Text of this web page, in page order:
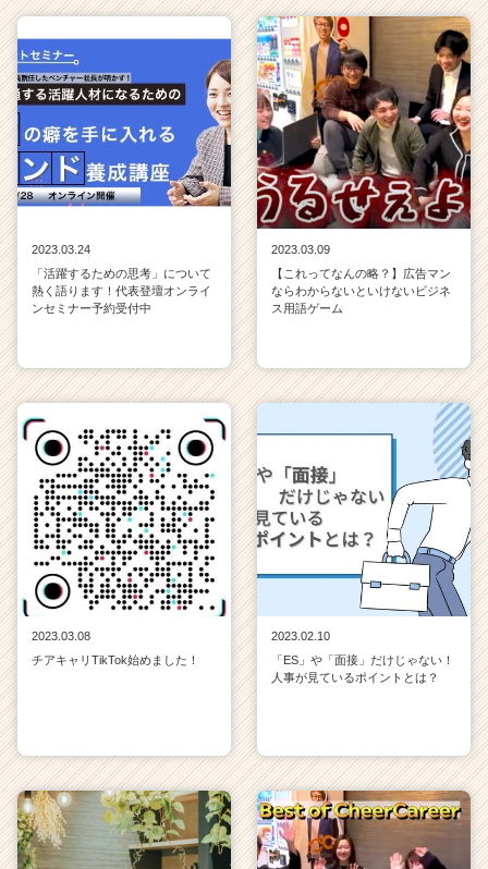
2023.03.24
「活躍するための思考」について
熱く語ります！代表登壇オンライ
ンセミナー予約受付中
2023.03.09
【これってなんの略？】広告マン
ならわからないといけないビジネ
ス用語ゲーム
2023.03.08
チアキャリTikTok始めました！
2023.02.10
「ES」や「面接」だけじゃない！
人事が見ているポイントとは？